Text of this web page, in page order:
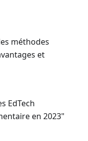
méthodes
et
EdTech
en 2023"